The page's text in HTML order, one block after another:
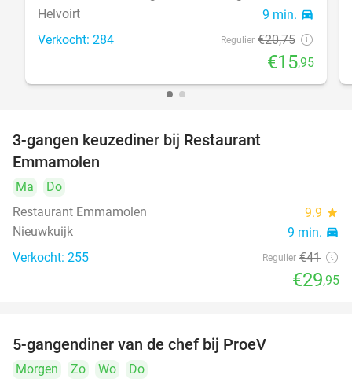
Helvoirt 9 min. directions_car
Verkocht: 284 Regulier €20,75
€15,95
3-gangen keuzediner bij Restaurant
Emmamolen
Ma
Do
Restaurant Emmamolen
9.9 star
Nieuwkuijk 9 min. directions_car
Verkocht: 255 Regulier €41
€29,95
5-gangendiner van de chef bij ProeV
Morgen Zo Wo
Do